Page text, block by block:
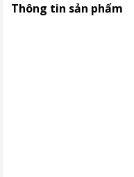
Thông tin sản phẩm